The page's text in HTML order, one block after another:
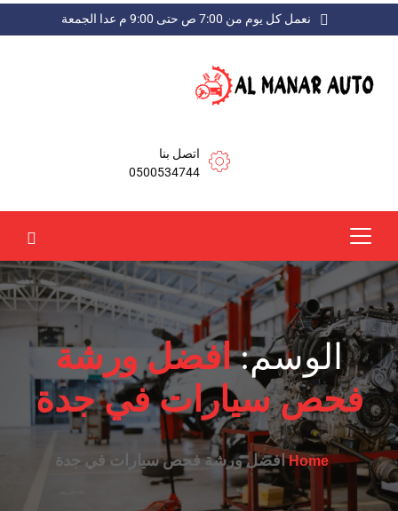
نعمل كل يوم من 7:00 ص حتى 9:00 م عدا الجمعة
اتصل بنا
0500534744
الوسم:افضل ورشة
فحص سيارات في جدة
Homeافضل ورشة فحص سيارات في جدة